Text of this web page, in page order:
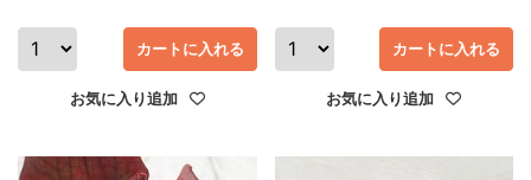
カートに入れる
お気に入り追加
カートに入れる
お気に入り追加